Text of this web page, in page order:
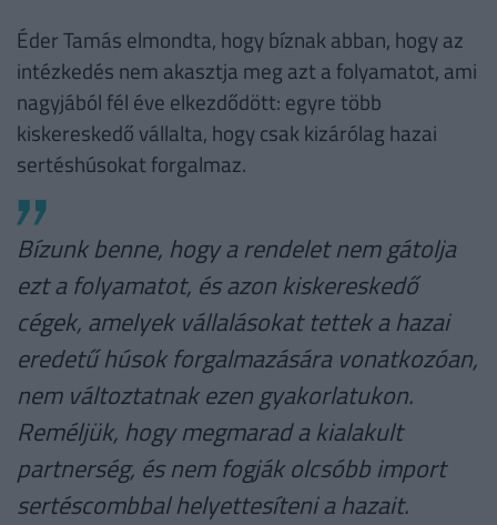
Éder Tamás elmondta, hogy bíznak abban, hogy az
intézkedés nem akasztja meg azt a folyamatot, ami
nagyjából fél éve elkezdődött: egyre több
kiskereskedő vállalta, hogy csak kizárólag hazai
sertéshúsokat forgalmaz.
Bízunk benne, hogy a rendelet nem gátolja
ezt a folyamatot, és azon kiskereskedő
cégek, amelyek vállalásokat tettek a hazai
eredetű húsok forgalmazására vonatkozóan,
nem változtatnak ezen gyakorlatukon.
Reméljük, hogy megmarad a kialakult
partnerség, és nem fogják olcsóbb import
sertéscombbal helyettesíteni a hazait.